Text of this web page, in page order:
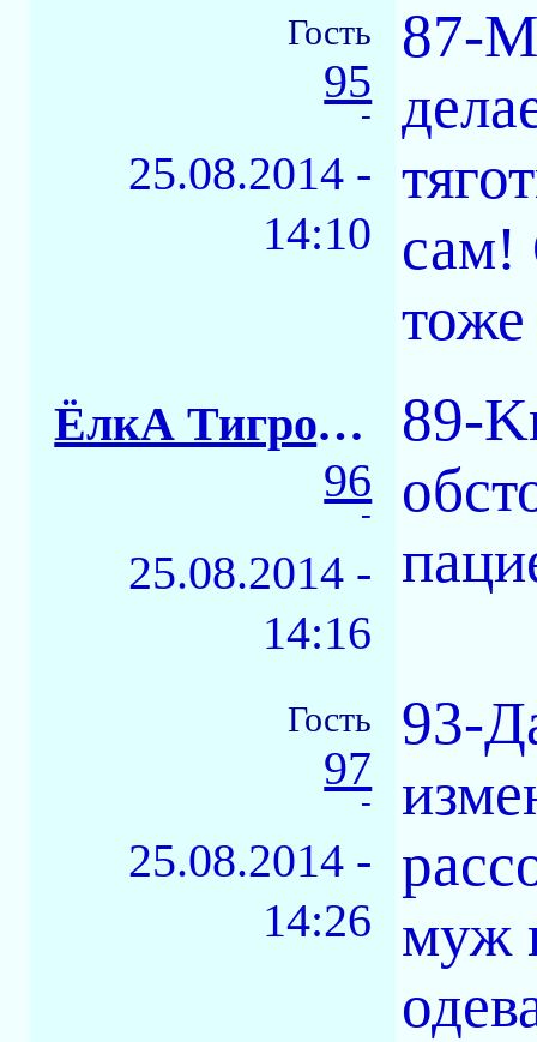
Гость
95
-
25.08.2014 -
14:10
87-
сам!
тоже
ЁлкА ТигровАЯ
96
-
25.08.2014 -
14:16
89-
Гость
97
-
25.08.2014 -
14:26
93-
муж